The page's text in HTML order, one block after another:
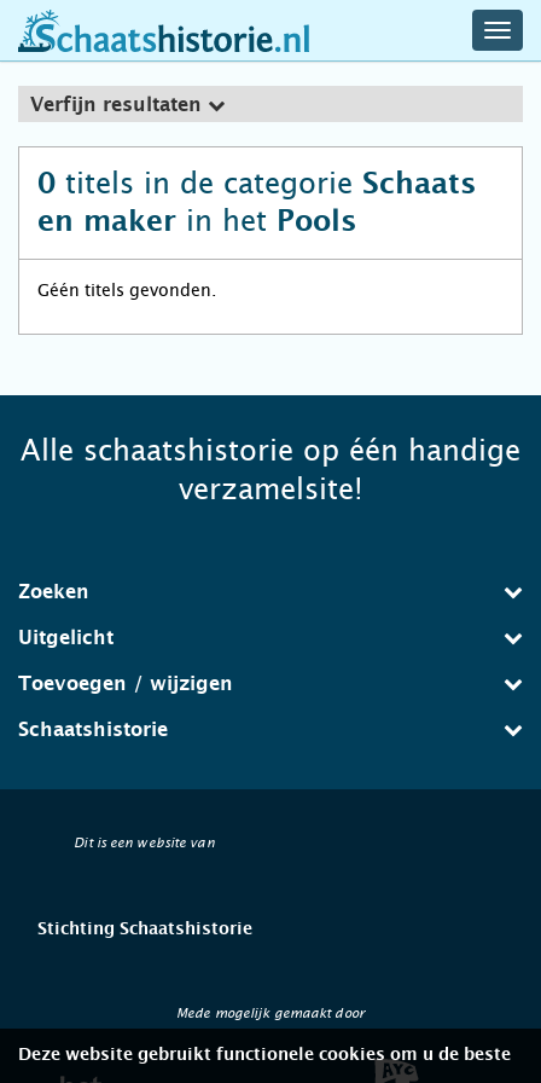
schaatshistorie.nl
Verfijn resultaten
0 titels in de categorie Schaats
en maker in het Pools
Géén titels gevonden.
Alle schaatshistorie op één handige
verzamelsite!
Zoeken
Uitgelicht
Toevoegen / wijzigen
Schaatshistorie
Dit is een website van
Stichting Schaatshistorie
Mede mogelijk gemaakt door
Deze website gebruikt functionele cookies om u de beste